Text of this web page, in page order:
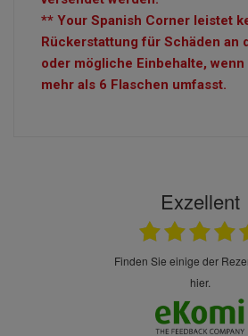
** Your Spanish Corner leistet
Rückerstattung für Schäden an
oder mögliche Einbehalte,
mehr als 6 Flaschen umfasst.
Exzellent
finden Sie einige der Rezensionen
hier.